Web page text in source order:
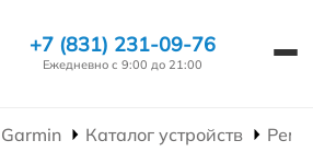
+7 (831) 231-09-76
Ежедневно с 9:00 до 21:00
Каталог устройств